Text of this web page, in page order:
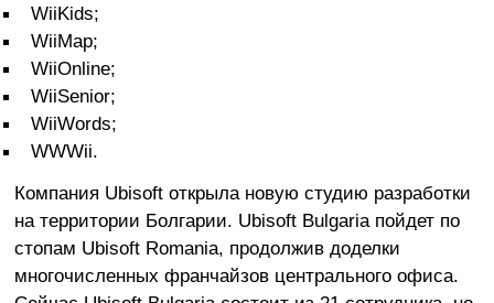
WiiKids;
WiiMap;
WiiOnline;
WiiSenior;
WiiWords;
WWWii.
Компания Ubisoft открыла новую студию разработки
на территории Болгарии. Ubisoft Bulgaria пойдет по
стопам Ubisoft Romania, продолжив доделки
многочисленных франчайзов центрального офиса.